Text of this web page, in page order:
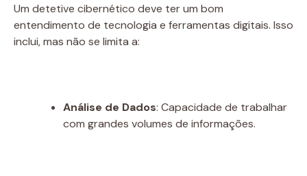
Um detetive cibernético deve ter um bom
entendimento de tecnologia e ferramentas digitais. Isso
inclui, mas não se limita a:
Análise de Dados: Capacidade de trabalhar
com grandes volumes de informações.